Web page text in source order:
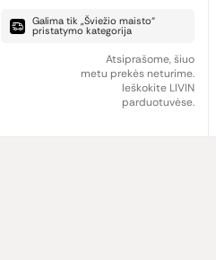
Galima tik „Šviežio maisto“
pristatymo kategorija
Atsiprašome, šiuo
metu prekės neturime.
Ieškokite LIVIN
parduotuvėse.